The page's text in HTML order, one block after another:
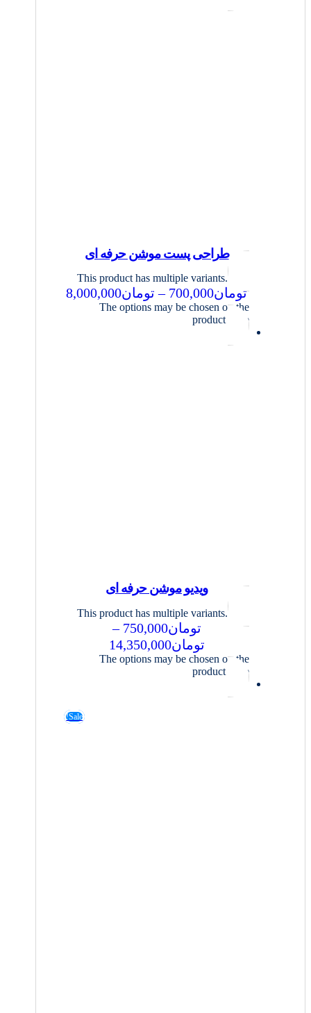
طراحی پست موشن حرفه ای
تومان700,000
– تومان8,000,000
This product has multiple variants.
The options may be chosen on the
product page
ویدیو موشن حرفه ای
تومان750,000
–
تومان14,350,000
This product has multiple variants.
The options may be chosen on the
product page
Sale!